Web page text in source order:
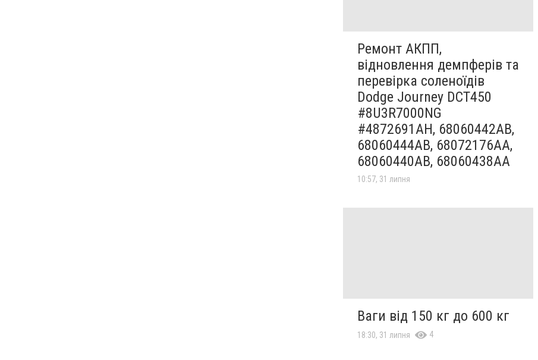
Ремонт АКПП,
відновлення демпферів та
перевірка соленоїдів
Dodge Journey DCT450
#8U3R7000NG
#4872691AH, 68060442AB,
68060444AB, 68072176AA,
68060440AB, 68060438AA
10:57, 31 липня
Ваги від 150 кг до 600 кг
18:30, 31 липня 4